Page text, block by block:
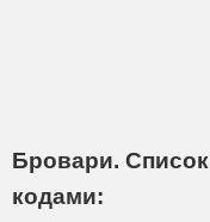
Бровари.
кодами: